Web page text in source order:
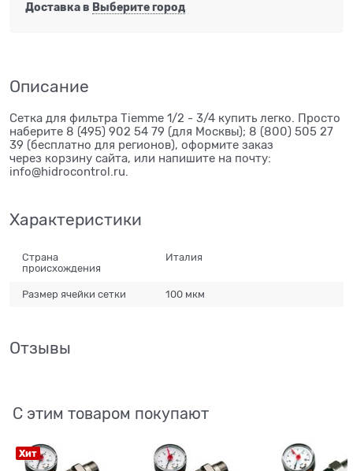
Доставка в Выберите город
Описание
Сетка для фильтра Tiemme 1/2 - 3/4 купить легко. Просто
наберите 8 (495) 902 54 79 (для Москвы); 8 (800) 505 27
39 (бесплатно для регионов), оформите заказ
через корзину сайта, или напишите на почту:
info@hidrocontrol.ru.
Характеристики
Страна
происхождения
Италия
Размер ячейки сетки 100 мкм
Отзывы
С этим товаром покупают
Хит